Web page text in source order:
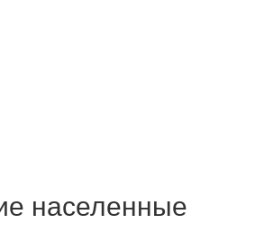
населенные